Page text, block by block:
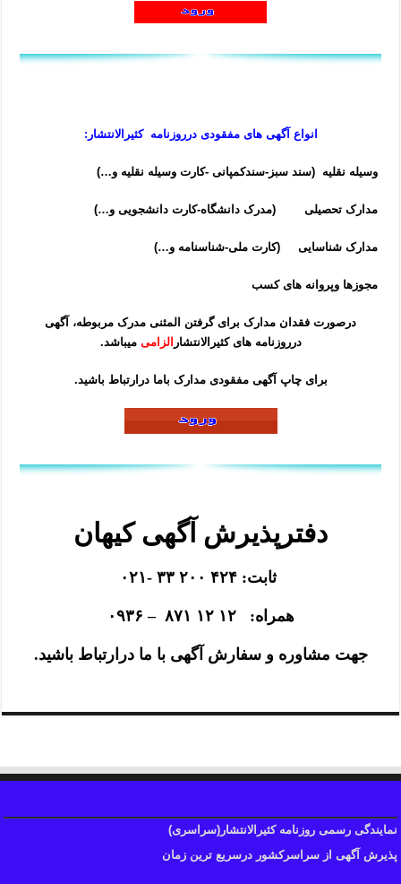
انواع آگهی هایمفقودی درروزنامه کثیرالانتشار:
وسیله نقلیه (سند سبز-سندکمپانی -کارت وسیله نقلیه و…)
مدارک تحصیلی (مدرک دانشگاه-کارت دانشجویی و…)
مدارک شناسایی (کارت ملی-شناسنامه و…)
مجوزها وپروانه های کسب
درصورت فقدان مدارک برای گرفتن المثنی مدرک مربوطه، آگهی
درروزنامه های کثیرالانتشار الزامی میباشد.
برای چاپ آگهی مفقودی مدارک باما درارتباط باشید.
دفترپذیرش آگهی کیهان
ثابت: ۴۲۴ ۲۰۰ ۳۳ -۰۲۱
همراه: ۱۲ ۱۲ ۸۷۱ – ۰۹۳۶
جهت مشاوره و سفارش آگهی با ما درارتباط باشید.
نمایندگی رسمی روزنامه کثیرالانتشار(سراسری)
پذیرش آگهی از سراسرکشور درسریع ترین زمان